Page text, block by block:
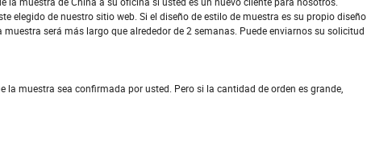
elegido de nuestro sitio web. Si el diseño de estilo de muestra es su propio diseño
será más largo que alrededor de 2 semanas. Puede enviarnos su solicitud
muestra sea confirmada por usted. Pero si la cantidad de orden es grande,